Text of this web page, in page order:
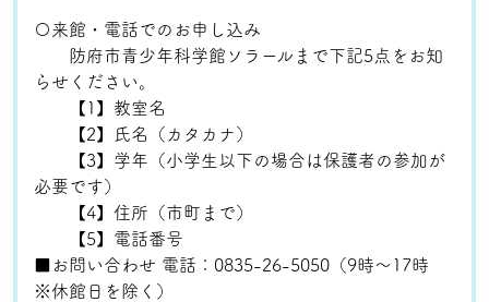
〇来館・電話でのお申し込み
防府市青少年科学館ソラールまで下記5点をお知
らせください。
【1】教室名
【2】氏名（カタカナ）
【3】学年（小学生以下の場合は保護者の参加が
必要です）
【4】住所（市町まで）
【5】電話番号
■お問い合わせ 電話：0835-26-5050（9時～17時
※休館日を除く）